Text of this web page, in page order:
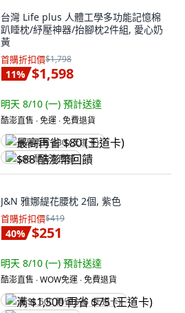
台灣 Life plus 人體工學多功能記憶棉
趴睡枕/紓壓神器/抬腳枕2件組, 愛心奶
黃
首購折扣價$1,798
11% $1,598
明天 8/10 (一) 預計送達
酷澎直售 ∙ 免運 ∙ 免費退貨
最高再省 $80 (王道卡)
$88 酷澎幣回饋
J&N 雅娜緹花腰枕 2個, 紫色
首購折扣價$419
40% $251
明天 8/10 (一) 預計送達
酷澎直售 ∙ WOW免運 ∙ 免費退貨
满 $1,500 再省 $75 (王道卡)